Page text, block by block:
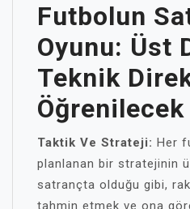
Futbolun
Oyunu: Üst
Teknik
Taktik Ve Strateji: Her
planlanan bir stratejinin
satrançta olduğu gibi,
tahmin etmek ve ona